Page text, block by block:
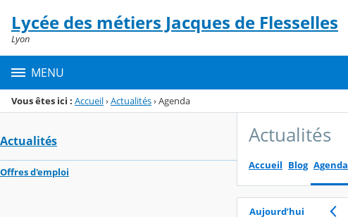
Menu de la rubrique
Contenu
Lycée des métiers Jacques de Flesselles
Lyon
MENU
Vous êtes ici : Accueil›Actualités›Agenda
Actualités
Offres d'emploi
Actualités
Accueil Blog Agenda
Aujourd’hui